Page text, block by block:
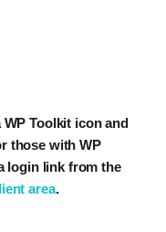
Toolkit icon and
those with WP
login link from the
area.